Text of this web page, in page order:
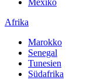
Mexiko
Afrika
Marokko
Senegal
Tunesien
Südafrika